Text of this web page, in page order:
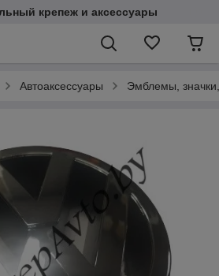
крепеж и аксессуары
Автоаксессуары Эмблемы,